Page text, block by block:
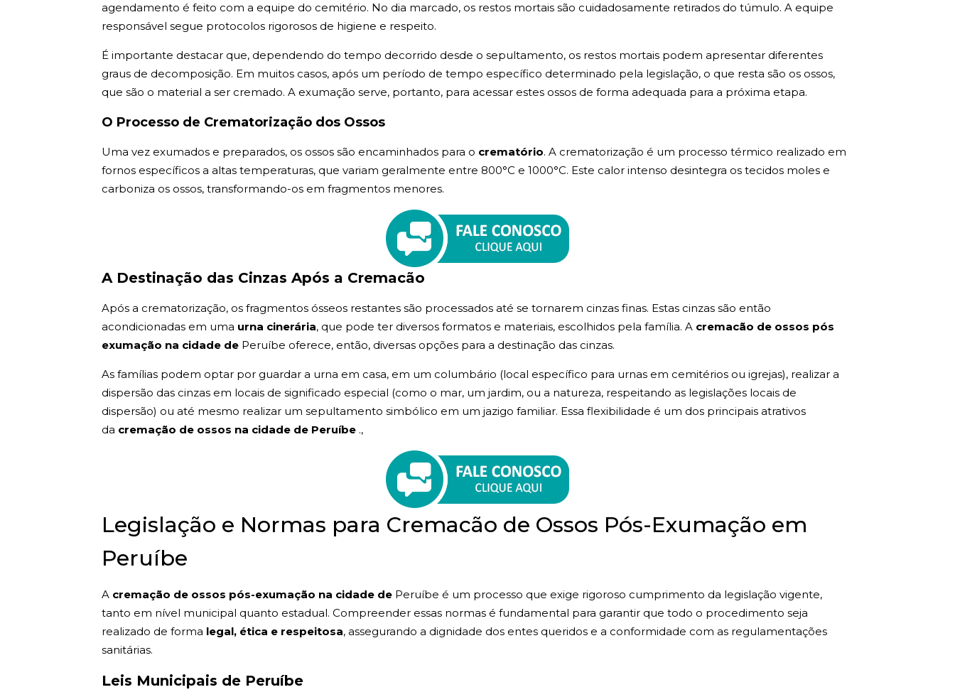
agendamento é feito com a equipe do cemitério. No dia marcado, os restos mortais são cuidadosamente retirados do túmulo. A equipe
responsável segue protocolos rigorosos de higiene e respeito.
É importante destacar que, dependendo do tempo decorrido desde o sepultamento, os restos mortais podem apresentar diferentes
graus de decomposição. Em muitos casos, após um período de tempo específico determinado pela legislação, o que resta são os ossos,
que são o material a ser cremado. A exumação serve, portanto, para acessar estes ossos de forma adequada para a próxima etapa.
O Processo de Crematorização dos Ossos
Uma vez exumados e preparados, os ossos são encaminhados para o crematório. A crematorização é um processo térmico realizado em
fornos específicos a altas temperaturas, que variam geralmente entre 800°C e 1000°C. Este calor intenso desintegra os tecidos moles e
carboniza os ossos, transformando-os em fragmentos menores.
A Destinação das Cinzas Após a Cremacão
Após a crematorização, os fragmentos ósseos restantes são processados até se tornarem cinzas finas. Estas cinzas são então
acondicionadas em uma urna cinerária, que pode ter diversos formatos e materiais, escolhidos pela família. A cremacão de ossos pós
exumação na cidade de Peruíbe oferece, então, diversas opções para a destinação das cinzas.
As famílias podem optar por guardar a urna em casa, em um columbário (local específico para urnas em cemitérios ou igrejas), realizar a
dispersão das cinzas em locais de significado especial (como o mar, um jardim, ou a natureza, respeitando as legislações locais de
dispersão) ou até mesmo realizar um sepultamento simbólico em um jazigo familiar. Essa flexibilidade é um dos principais atrativos
da cremação de ossos na cidade de Peruíbe .,
Legislação e Normas para Cremacão de Ossos Pós-Exumação em
Peruíbe
A cremação de ossos pós-exumação na cidade de Peruíbe é um processo que exige rigoroso cumprimento da legislação vigente,
tanto em nível municipal quanto estadual. Compreender essas normas é fundamental para garantir que todo o procedimento seja
realizado de forma legal, ética e respeitosa, assegurando a dignidade dos entes queridos e a conformidade com as regulamentações
sanitárias.
Leis Municipais de Peruíbe